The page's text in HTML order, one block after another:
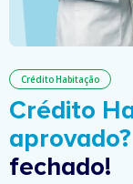
Crédito Habitação
Crédito
aprovado?
fechado!